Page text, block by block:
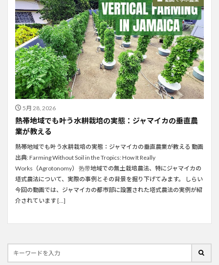
5月 28, 2026
熱帯地域でも叶う水耕栽培の実態：ジャマイカの垂直農
業が教える
熱帯地域でも叶う水耕栽培の実態：ジャマイカの垂直農業が教える 動画
出典: Farming Without Soil in the Tropics: How It Really
Works（Agrotonomy） 热带地域での無土栽培農法、特にジャマイカの
塔式農法について、実際の事例とその背景を掘り下げてみます。 しらい
今回の動画では、ジャマイカの都市部に設置された塔式農法の実例が紹
介されています […]